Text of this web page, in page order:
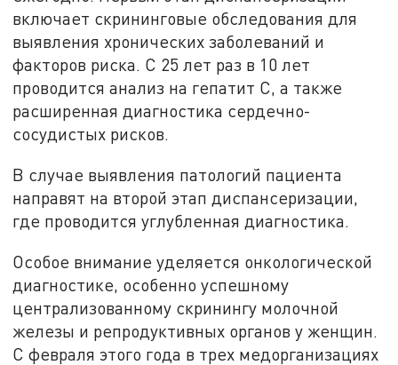
включает скрининговые обследования для
выявления хронических заболеваний и
факторов риска. С 25 лет раз в 10 лет
проводится анализ на гепатит С, а также
расширенная диагностика сердечно-
сосудистых рисков.
В случае выявления патологий пациента
направят на второй этап диспансеризации,
где проводится углубленная диагностика.
Особое внимание уделяется онкологической
диагностике, особенно успешному
централизованному скринингу молочной
железы и репродуктивных органов у женщин.
С февраля этого года в трех медорганизациях